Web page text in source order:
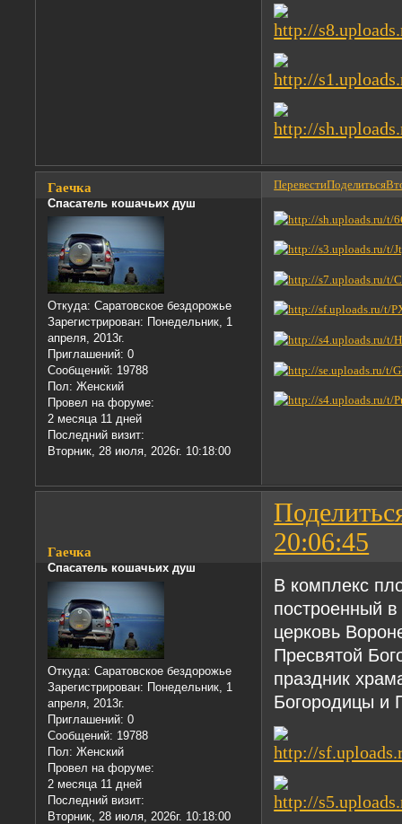
ПеревестиПоделиться
Гаечка
Спасатель кошачьих душ
Откуда: Саратовское бездорожье
Зарегистрирован: Понедельник, 1
апреля, 2013г.
Приглашений: 0
Сообщений: 19788
Пол: Женский
Провел на форуме:
2 месяца 11 дней
Последний визит:
Вторник, 28 июля, 2026г. 10:18:00
20:06:45
Гаечка
Спасатель кошачьих душ
Откуда: Саратовское бездорожье
Зарегистрирован: Понедельник, 1
апреля, 2013г.
Приглашений: 0
Сообщений: 19788
Пол: Женский
Провел на форуме:
2 месяца 11 дней
Последний визит:
Вторник, 28 июля, 2026г. 10:18:00
В комплекс
построенный
церковь
Пресвятой
праздник
Богородицы и